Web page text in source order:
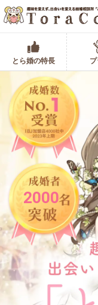
とら婚の特長
2000